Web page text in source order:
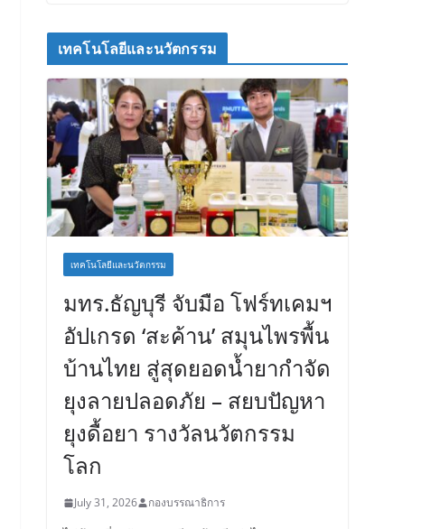
เทคโนโลยีและนวัตกรรม
เทคโนโลยีและนวัตกรรม
มทร.ธัญบุรี จับมือ โฟร์ทเคมฯ
อัปเกรด ‘สะค้าน’ สมุนไพรพื้น
บ้านไทย สู่สุดยอดน้ำยากำจัด
ยุงลายปลอดภัย – สยบปัญหา
ยุงดื้อยา รางวัลนวัตกรรม
โลก
July 31, 2026 กองบรรณาธิการ